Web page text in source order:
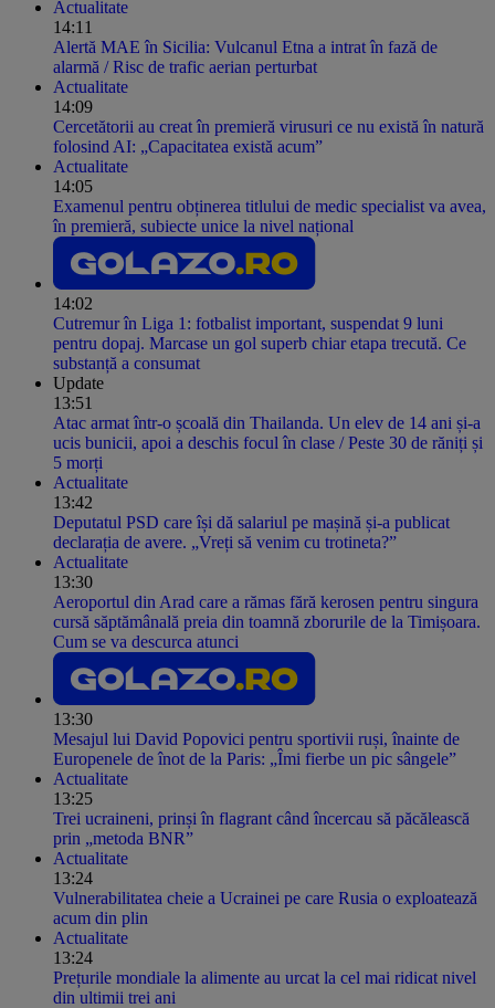
Actualitate
14:11
Alertă MAE în Sicilia: Vulcanul Etna a intrat în fază de
alarmă / Risc de trafic aerian perturbat
Actualitate
14:09
Cercetătorii au creat în premieră virusuri ce nu există în natură
folosind AI: „Capacitatea există acum”
Actualitate
14:05
Examenul pentru obținerea titlului de medic specialist va avea,
în premieră, subiecte unice la nivel național
14:02
Cutremur în Liga 1: fotbalist important, suspendat 9 luni
pentru dopaj. Marcase un gol superb chiar etapa trecută. Ce
substanță a consumat
Update
13:51
Atac armat într-o școală din Thailanda. Un elev de 14 ani și-a
ucis bunicii, apoi a deschis focul în clase / Peste 30 de răniți și
5 morți
Actualitate
13:42
Deputatul PSD care își dă salariul pe mașină și-a publicat
declarația de avere. „Vreți să venim cu trotineta?”
Actualitate
13:30
Aeroportul din Arad care a rămas fără kerosen pentru singura
cursă săptămânală preia din toamnă zborurile de la Timișoara.
Cum se va descurca atunci
13:30
Mesajul lui David Popovici pentru sportivii ruși, înainte de
Europenele de înot de la Paris: „Îmi fierbe un pic sângele”
Actualitate
13:25
Trei ucraineni, prinși în flagrant când încercau să păcălească
prin „metoda BNR”
Actualitate
13:24
Vulnerabilitatea cheie a Ucrainei pe care Rusia o exploatează
acum din plin
Actualitate
13:24
Prețurile mondiale la alimente au urcat la cel mai ridicat nivel
din ultimii trei ani